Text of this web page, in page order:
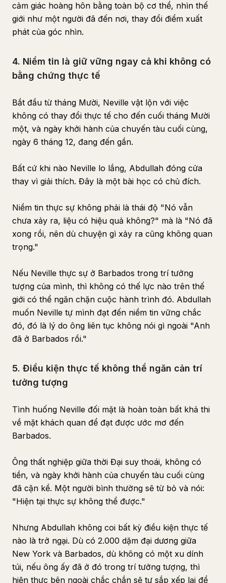
cảm giác hoàng hôn bằng toàn bộ cơ thể, nhìn thế
giới như một người đã đến nơi, thay đổi điểm xuất
phát của góc nhìn.
4. Niềm tin là giữ vững ngay cả khi không có
bằng chứng thực tế
Bắt đầu từ tháng Mười, Neville vật lộn với việc
không có thay đổi thực tế cho đến cuối tháng Mười
một, và ngày khởi hành của chuyến tàu cuối cùng,
ngày 6 tháng 12, đang đến gần.
Bất cứ khi nào Neville lo lắng, Abdullah đóng cửa
thay vì giải thích. Đây là một bài học có chủ đích.
Niềm tin thực sự không phải là thái độ "Nó vẫn
chưa xảy ra, liệu có hiệu quả không?" mà là "Nó đã
xong rồi, nên dù chuyện gì xảy ra cũng không quan
trọng."
Nếu Neville thực sự ở Barbados trong trí tưởng
tượng của mình, thì không có thế lực nào trên thế
giới có thể ngăn chặn cuộc hành trình đó. Abdullah
muốn Neville tự mình đạt đến niềm tin vững chắc
đó, đó là lý do ông liên tục không nói gì ngoài "Anh
đã ở Barbados rồi."
5. Điều kiện thực tế không thể ngăn cản trí
tưởng tượng
Tình huống Neville đối mặt là hoàn toàn bất khả thi
về mặt khách quan để đạt được ước mơ đến
Barbados.
Ông thất nghiệp giữa thời Đại suy thoái, không có
tiền, và ngày khởi hành của chuyến tàu cuối cùng
đã cận kề. Một người bình thường sẽ từ bỏ và nói:
"Hiện tại thực sự không thể được."
Nhưng Abdullah không coi bất kỳ điều kiện thực tế
nào là trở ngại. Dù có 2.000 dặm đại dương giữa
New York và Barbados, dù không có một xu dính
túi, nếu ông ấy đã ở đó trong trí tưởng tượng, thì
hiện thực bên ngoài chắc chắn sẽ tự sắp xếp lại để